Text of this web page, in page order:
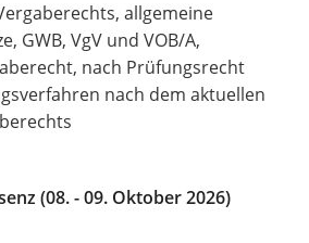
allgemeine
GWB, VgV und VOB/A,
nach Prüfungsrecht
nach dem aktuellen
(08. - 09. Oktober 2026)